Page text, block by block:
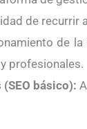
de recurrir
de
profesionales.
básico):